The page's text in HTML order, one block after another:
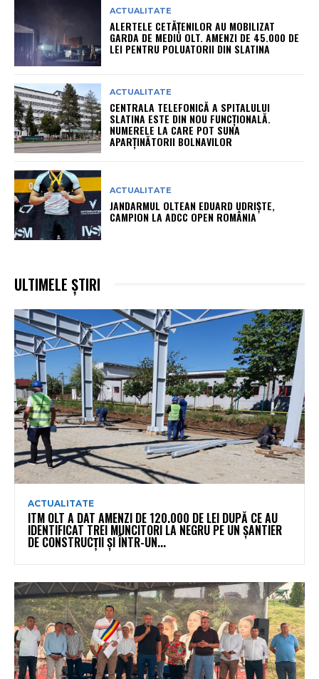
ACTUALITATE
ALERTELE CETĂȚENILOR AU MOBILIZAT
GARDA DE MEDIU OLT. AMENZI DE 45.000 DE
LEI PENTRU POLUATORII DIN SLATINA
ACTUALITATE
CENTRALA TELEFONICĂ A SPITALULUI
SLATINA ESTE DIN NOU FUNCȚIONALĂ.
NUMERELE LA CARE POT SUNA
APARȚINĂTORII BOLNAVILOR
ACTUALITATE
JANDARMUL OLTEAN EDUARD UDRIȘTE,
CAMPION LA ADCC OPEN ROMÂNIA
ULTIMELE ȘTIRI
ACTUALITATE
ITM OLT A DAT AMENZI DE 120.000 DE LEI DUPĂ CE AU
IDENTIFICAT TREI MUNCITORI LA NEGRU PE UN ȘANTIER
DE CONSTRUCȚII ȘI ÎNTR-UN...